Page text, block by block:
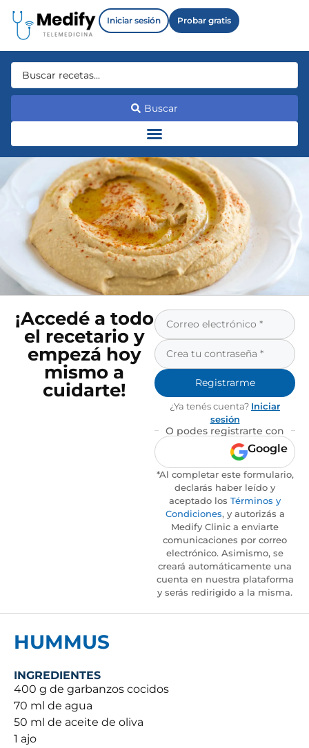
Iniciar sesión Probar gratis
Buscar
¡Accedé a todo
el recetario y
empezá hoy
mismo a
cuidarte!
Registrarme
¿Ya tenés cuenta? Iniciar
sesión
O podes registrarte con
Google
*Al completar este formulario,
declarás haber leído y
aceptado los Términos y
Condiciones, y autorizás a
Medify Clinic a enviarte
comunicaciones por correo
electrónico. Asimismo, se
creará automáticamente una
cuenta en nuestra plataforma
y serás redirigido a la misma.
HUMMUS
INGREDIENTES
400 g de garbanzos cocidos
70 ml de agua
50 ml de aceite de oliva
1 ajo